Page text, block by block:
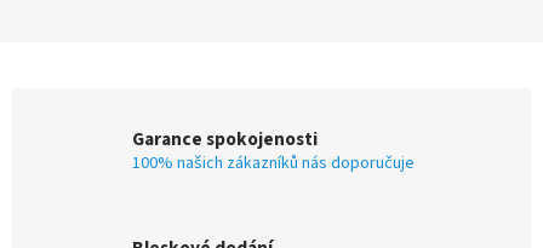
Garance spokojenosti
100% našich zákazníků nás doporučuje